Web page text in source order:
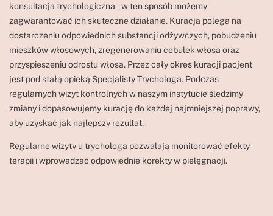
konsultacja trychologiczna – w ten sposób możemy
zagwarantować ich skuteczne działanie. Kuracja polega na
dostarczeniu odpowiednich substancji odżywczych, pobudzeniu
mieszków włosowych, zregenerowaniu cebulek włosa oraz
przyspieszeniu odrostu włosa. Przez cały okres kuracji pacjent
jest pod stałą opieką Specjalisty Trychologa. Podczas
regularnych wizyt kontrolnych w naszym instytucie śledzimy
zmiany i dopasowujemy kurację do każdej najmniejszej poprawy,
aby uzyskać jak najlepszy rezultat.
Regularne wizyty u trychologa pozwalają monitorować efekty
terapii i wprowadzać odpowiednie korekty w pielęgnacji.